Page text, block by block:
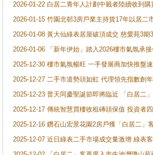
2026-01-22 白居二青年人計劃中籤者陸續收到
2026-01-15 竹園北邨3房戶業主持貨17年以居二
2026-01-08 黃大仙綠表居屋破頂成交 慈愛苑3
2026-01-06 「新年伊始」踏入2026樓市氣氛承
2025-12-30 樓市氣氛暢旺 一手發展商加快推盤
2025-12-27 二手市道勢頭如虹 代理領先指數創
2025-12-23 普天同慶聖誕節即將臨近 「白居二
2025-12-17 傳統智慧買樓收租磚頭保值 投資者
2025-12-16 鑽石山宏景花園2房戶獲「白居二」
2025-12-07 近日綠表二手市場成交量激增 綠表